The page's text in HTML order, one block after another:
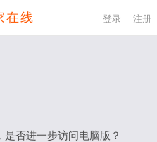
在线 登录 注册
否进一步访问电脑版？